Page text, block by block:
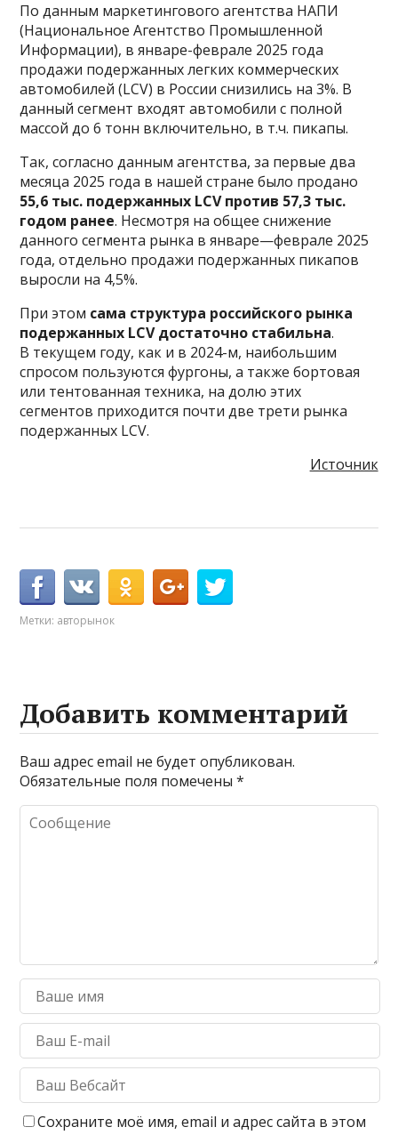
По данным маркетингового агентства НАПИ
(Национальное Агентство Промышленной
Информации), в январе-феврале 2025 года
продажи подержанных легких коммерческих
автомобилей (LCV) в России снизились на 3%. В
данный сегмент входят автомобили с полной
массой до 6 тонн включительно, в т.ч. пикапы.
Так, согласно данным агентства, за первые два
месяца 2025 года в нашей стране было продано
55,6 тыс. подержанных LCV против 57,3 тыс.
годом ранее. Несмотря на общее снижение
данного сегмента рынка в январе—феврале 2025
года, отдельно продажи подержанных пикапов
выросли на 4,5%.
При этом сама структура российского рынка
подержанных LCV достаточно стабильна.
В текущем году, как и в 2024-м, наибольшим
спросом пользуются фургоны, а также бортовая
или тентованная техника, на долю этих
сегментов приходится почти две трети рынка
подержанных LCV.
Источник
Метки: авторынок
Добавить комментарий
Ваш адрес email не будет опубликован.
Обязательные поля помечены*
Сохраните моё имя, email и адрес сайта в этом